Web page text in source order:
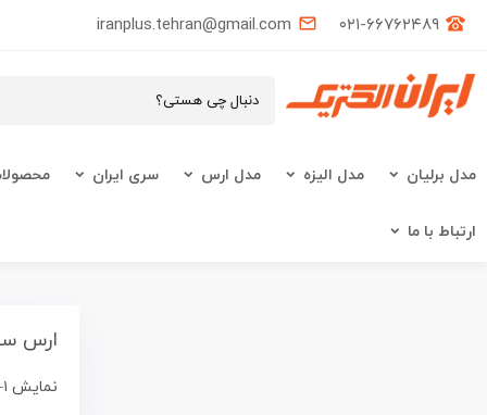
iranplus.tehran@gmail.com ۰۲۱-۶۶۷۶۲۴۸۹
مدل برلیان مدل الیزه مدل ارس سری ایران
ارتباط با ما
ارس
نمایش ۱–۹ از ۲۹ نتیجه